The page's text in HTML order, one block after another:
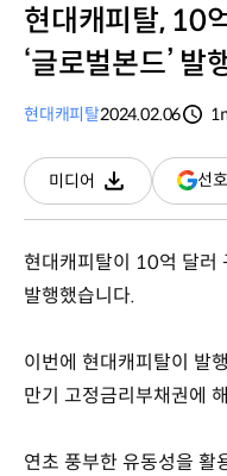
현대캐피탈, 10
‘글로벌본드’ 발
현대캐피탈2024.02.06
미디어
다운로드
선
현대캐피탈이 10억 달러
발행했습니다.
이번에 현대캐피탈이 발
만기 고정금리부채권에
연초 풍부한 유동성을 활